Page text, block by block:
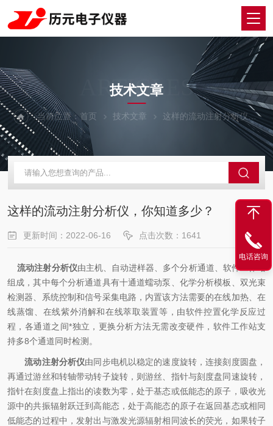
ARTICLES
技术文章
当前位置：首页 技术文章 这样的流动注射分析仪，你知道多少？
这样的流动注射分析仪，你知道多少？
更新时间：2022-06-16 点击次数：1641
流动注射分析仪由主机、自动进样器、多个分析通道、软件工作站
组成，其中每个分析通道具有十通道蠕动泵、化学分析模板、双光束
检测器、系统控制和信号采集电路，内置该方法需要的在线加热、在
线蒸馏、在线紫外消解和在线萃取装置等，由软件控置化学反应过
程，各通道之间*独立，更换分析方法无需改变硬件，软件工作站支
持多8个通道同时检测。
流动注射分析仪由同步电机以稳定的速度旋转，连接刻度圆盘，
再通过游丝和转轴带动转子旋转，则游丝、指针与刻度盘同速旋转，
指针在刻度盘上指出的读数为零，处于基态或低能态的原子，吸收光
源中的共振辐射跃迁到高能态，处于高能态的原子在返回基态或相同
低能态的过程中，发射出与激发光源辐射相同波长的荧光，如果转子
电话咨询